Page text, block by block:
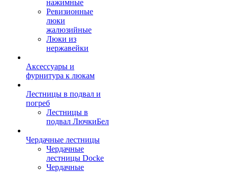
нажимные
Ревизионные
люки
жалюзийные
Люки из
нержавейки
Аксессуары и
фурнитура к люкам
Лестницы в подвал и
погреб
Лестницы в
подвал ЛючкиБел
Чердачные лестницы
Чердачные
лестницы Docke
Чердачные